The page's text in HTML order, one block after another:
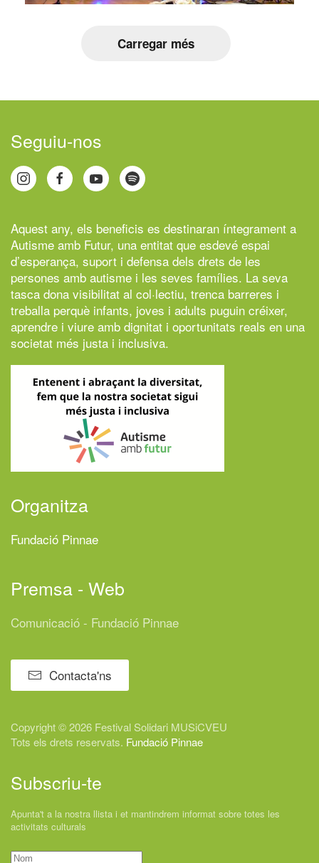
Carregar més
Seguiu-nos
Aquest any, els beneficis es destinaran íntegrament a
Autisme amb Futur, una entitat que esdevé espai
d’esperança, suport i defensa dels drets de les
persones amb autisme i les seves famílies. La seva
tasca dona visibilitat al col·lectiu, trenca barreres i
treballa perquè infants, joves i adults puguin créixer,
aprendre i viure amb dignitat i oportunitats reals en una
societat més justa i inclusiva.
Organitza
Fundació Pinnae
Premsa - Web
Comunicació - Fundació Pinnae
Contacta'ns
Copyright © 2026 Festival Solidari MUSiCVEU
Tots els drets reservats. Fundació Pinnae
Subscriu-te
Apunta't a la nostra llista i et mantindrem informat sobre totes les
activitats culturals